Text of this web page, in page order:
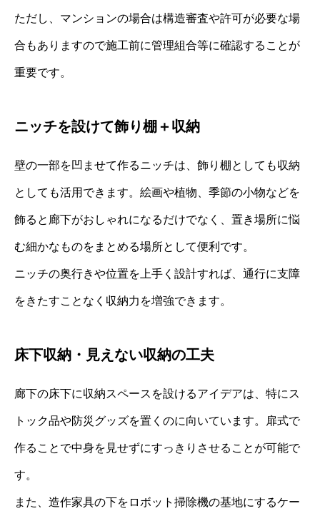
ただし、マンションの場合は構造審査や許可が必要な場
合もありますので施工前に管理組合等に確認することが
重要です。
ニッチを設けて飾り棚＋収納
壁の一部を凹ませて作るニッチは、飾り棚としても収納
としても活用できます。絵画や植物、季節の小物などを
飾ると廊下がおしゃれになるだけでなく、置き場所に悩
む細かなものをまとめる場所として便利です。
ニッチの奥行きや位置を上手く設計すれば、通行に支障
をきたすことなく収納力を増強できます。
床下収納・見えない収納の工夫
廊下の床下に収納スペースを設けるアイデアは、特にス
トック品や防災グッズを置くのに向いています。扉式で
作ることで中身を見せずにすっきりさせることが可能で
す。
また、造作家具の下をロボット掃除機の基地にするケー